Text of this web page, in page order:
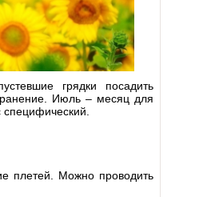
грядки посадить
Июль – месяц для
плетей. Можно проводить